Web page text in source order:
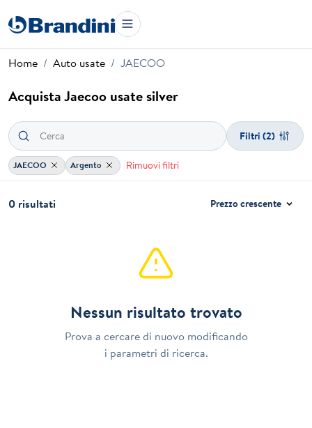
Home Auto usate JAECOO
Acquista Jaecoo usate silver
Filtri (2)
JAECOO Argento Rimuovi filtri
0 risultati Prezzo crescente
Nessun risultato trovato
Prova a cercare di nuovo modificando
i parametri di ricerca.